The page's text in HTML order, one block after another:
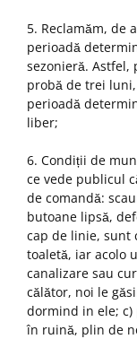
5. Reclamăm, de
perioadă
sezonieră. Astfel,
probă de trei
perioadă
liber;
6. Condiții de
ce vede publicul
de comandă:
butoane lipsă,
cap de linie, sunt
toaletă, iar acolo
canalizare sau
călător, noi le
dormind in ele; c)
în ruină, plin de